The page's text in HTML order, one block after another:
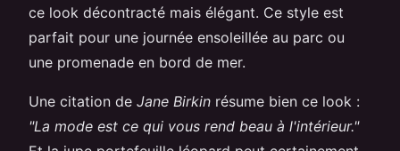
ce look décontracté mais élégant. Ce style est
parfait pour une journée ensoleillée au parc ou
une promenade en bord de mer.
Une citation de Jane Birkin résume bien ce look :
"La mode est ce qui vous rend beau à l'intérieur."